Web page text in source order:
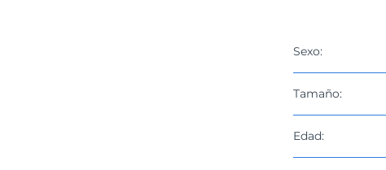
Sexo:
Tamaño:
Edad: